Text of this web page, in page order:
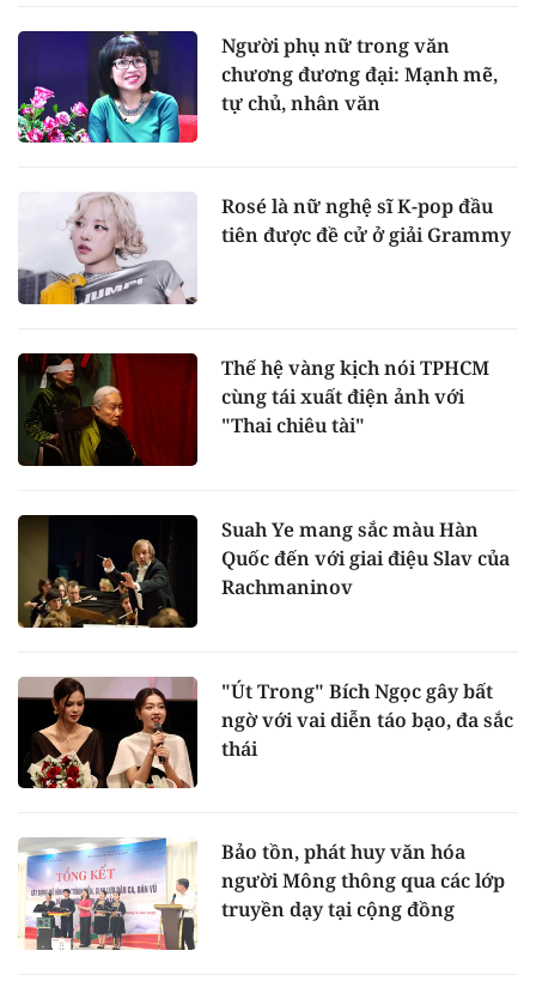
Người phụ nữ trong văn
chương đương đại: Mạnh mẽ,
tự chủ, nhân văn
Rosé là nữ nghệ sĩ K-pop đầu
tiên được đề cử ở giải Grammy
Thế hệ vàng kịch nói TPHCM
cùng tái xuất điện ảnh với
"Thai chiêu tài"
Suah Ye mang sắc màu Hàn
Quốc đến với giai điệu Slav của
Rachmaninov
"Út Trong" Bích Ngọc gây bất
ngờ với vai diễn táo bạo, đa sắc
thái
Bảo tồn, phát huy văn hóa
người Mông thông qua các lớp
truyền dạy tại cộng đồng